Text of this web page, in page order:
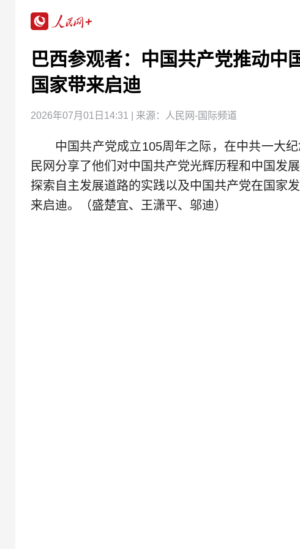
巴西参观者：中国共产党推动中
国家带来启迪
2026年07月01日14:31 | 来源： 人民网-国际频道
中国共产党成立105周年之际，在中共一大
民网分享了他们对中国共产党光辉历程和中国发
探索自主发展道路的实践以及中国共产党在国家
来启迪。（盛楚宜、王潇平、邬迪）